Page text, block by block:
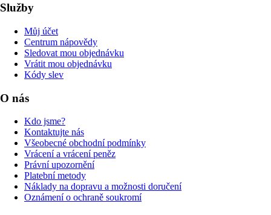
Služby
Můj účet
Centrum nápovědy
Sledovat mou objednávku
Vrátit mou objednávku
Kódy slev
O nás
Kdo jsme?
Kontaktujte nás
Všeobecné obchodní podmínky
Vrácení a vrácení peněz
Právní upozornění
Platební metody
Náklady na dopravu a možnosti doručení
Oznámení o ochraně soukromí